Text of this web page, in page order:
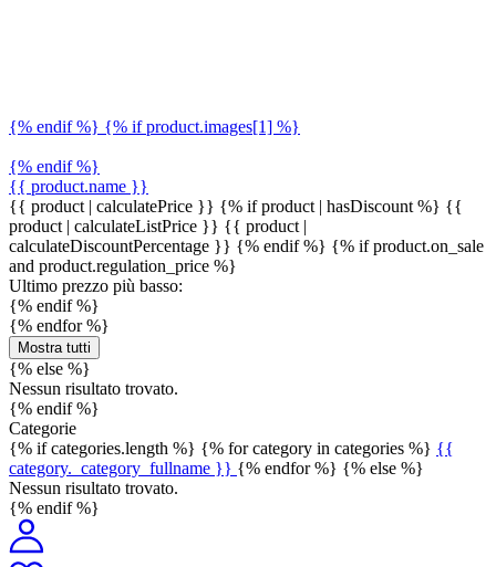
{% endif %} {% if product.images[1] %}
{% endif %}
{{ product.name }}
{{ product | calculatePrice }} {% if product | hasDiscount %} {{
product | calculateListPrice }} {{ product |
calculateDiscountPercentage }} {% endif %} {% if product.on_sale
and product.regulation_price %}
Ultimo prezzo più basso:
{% endif %}
{% endfor %}
Mostra tutti
{% else %}
Nessun risultato trovato.
{% endif %}
Categorie
{% if categories.length %} {% for category in categories %} {{
category._category_fullname }} {% endfor %} {% else %}
Nessun risultato trovato.
{% endif %}